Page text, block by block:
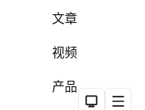
文章
视频
产品
切换明暗
导航